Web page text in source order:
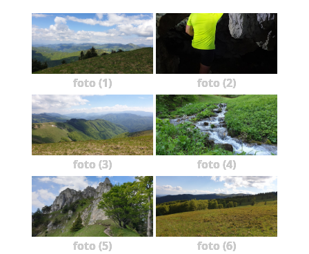
foto (1) foto (2)
foto (3) foto (4)
foto (5) foto (6)